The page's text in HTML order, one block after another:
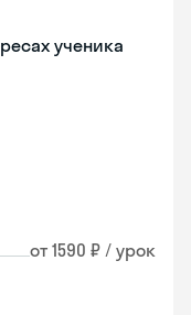
ученика
от 1590 ₽ / урок